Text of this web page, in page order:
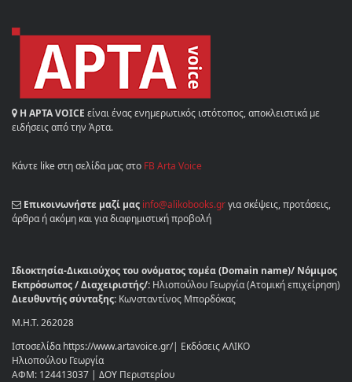
Η ΑΡΤΑ VOICE είναι ένας ενημερωτικός ιστότοπος, αποκλειστικά με
ειδήσεις από την Άρτα.
Κάντε like στη σελίδα μας στο FB Arta Voice
Επικοινωνήστε μαζί μας info@alikobooks.grγια σκέψεις, προτάσεις,
άρθρα ή ακόμη και για διαφημιστική προβολή
Ιδιοκτησία-Δικαιούχος του ονόματος τομέα (Domain name)/ Νόμιμος
Εκπρόσωπος / Διαχειριστής/: Ηλιοπούλου Γεωργία (Ατομική επιχείρηση)
Διευθυντής σύνταξης: Κωνσταντίνος Μπορδόκας
Μ.Η.Τ. 262028
Ιστοσελίδα https://www.artavoice.gr/| Εκδόσεις ΑΛΙΚΟ
Ηλιοπούλου Γεωργία
ΑΦΜ: 124413037 | ΔΟΥ Περιστερίου